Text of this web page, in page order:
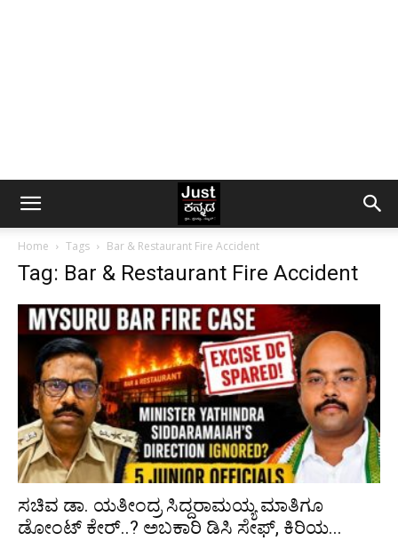
Home Tags Bar & Restaurant Fire Accident
Tag: Bar & Restaurant Fire Accident
ಸಚಿವ ಡಾ. ಯತೀಂದ್ರ ಸಿದ್ದರಾಮಯ್ಯ ಮಾತಿಗೂ
ಡೋಂಟ್ ಕೇರ್..? ಅಬಕಾರಿ ಡಿಸಿ ಸೇಫ್, ಕಿರಿಯ...